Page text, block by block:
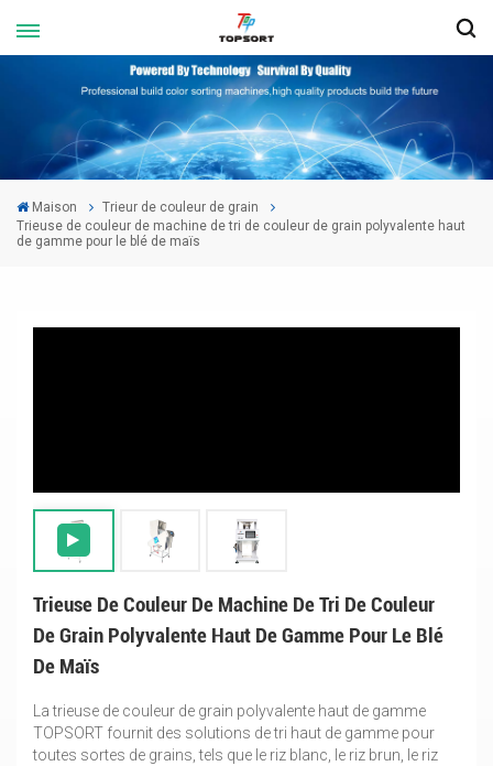
Maison
Trieur de couleur de grain
Trieuse de couleur de machine de tri de couleur de grain polyvalente haut
de gamme pour le blé de maïs
Trieuse De Couleur De Machine De Tri De Couleur
De Grain Polyvalente Haut De Gamme Pour Le Blé
De Maïs
La trieuse de couleur de grain polyvalente haut de gamme
TOPSORT fournit des solutions de tri haut de gamme pour
toutes sortes de grains, tels que le riz blanc, le riz brun, le riz